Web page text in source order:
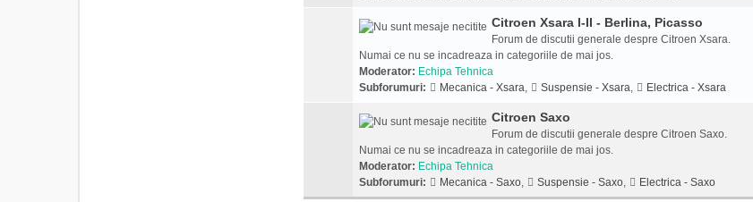
Citroen Xsara I-II - Berlina, Picasso
Forum de discutii generale despre Citroen Xsara.
Numai ce nu se incadreaza in categoriile de mai jos.
Moderator: Echipa Tehnica
Subforumuri:
Mecanica - Xsara, Suspensie - Xsara, Electrica - Xsara
Citroen Saxo
Forum de discutii generale despre Citroen Saxo.
Numai ce nu se incadreaza in categoriile de mai jos.
Moderator: Echipa Tehnica
Subforumuri:
Mecanica - Saxo, Suspensie - Saxo, Electrica - Saxo